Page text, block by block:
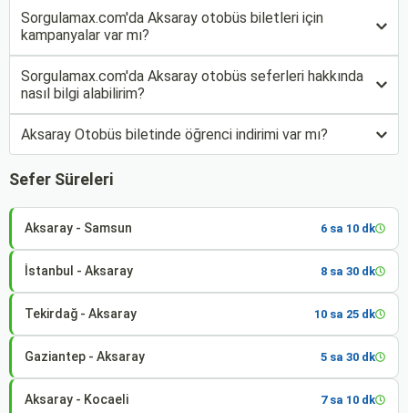
Sorgulamax.com'da Aksaray otobüs biletleri için
kampanyalar var mı?
Sorgulamax.com'da Aksaray otobüs seferleri hakkında
nasıl bilgi alabilirim?
Aksaray Otobüs biletinde öğrenci indirimi var mı?
Sefer Süreleri
Aksaray - Samsun 6 sa 10 dk
İstanbul - Aksaray 8 sa 30 dk
Tekirdağ - Aksaray 10 sa 25 dk
Gaziantep - Aksaray 5 sa 30 dk
Aksaray - Kocaeli 7 sa 10 dk